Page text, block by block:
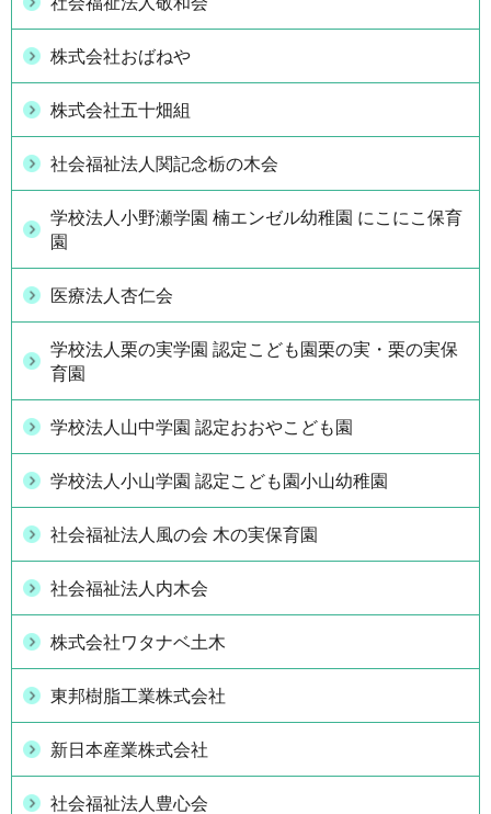
株式会社おばねや
株式会社五十畑組
社会福祉法人関記念栃の木会
学校法人小野瀬学園 楠エンゼル幼稚園 にこにこ保育
園
医療法人杏仁会
学校法人栗の実学園 認定こども園栗の実・栗の実保
育園
学校法人山中学園 認定おおやこども園
学校法人小山学園 認定こども園小山幼稚園
社会福祉法人風の会 木の実保育園
社会福祉法人内木会
株式会社ワタナベ土木
東邦樹脂工業株式会社
新日本産業株式会社
社会福祉法人豊心会